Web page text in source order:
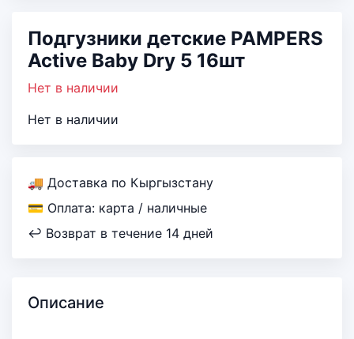
Подгузники детские PAMPERS
Active Baby Dry 5 16шт
Нет в наличии
Нет в наличии
🚚 Доставка по Кыргызстану
💳 Оплата: карта / наличные
↩ Возврат в течение 14 дней
Описание